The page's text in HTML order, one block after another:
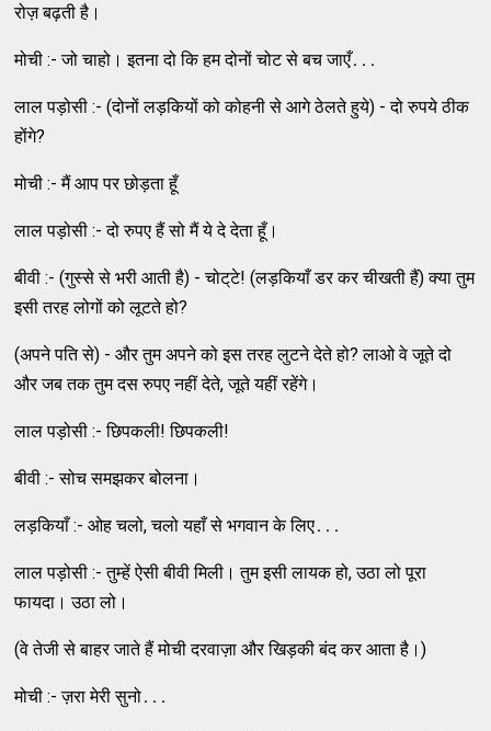
रोज़ बढ़ती है।
मोची :- जो चाहो। इतना दो कि हम दोनों चोट से बच जाएँ․․․
लाल पड़ोसी :- (दोनों लड़कियों को कोहनी से आगे ठेलते हुये) - दो रुपये ठीक
होंगे?
मोची :- मैं आप पर छोड़ता हूँ
लाल पड़ोसी :- दो रुपए हैं सो मैं ये दे देता हूँ।
बीवी :- (गुस्‍से से भरी आती है) - चोट्‌टे! (लड़कियाँ डर कर चीखती हैं) क्‍या तुम
इसी तरह लोगों को लूटते हो?
(अपने पति से) - और तुम अपने को इस तरह लुटने देते हो? लाओ वे जूते दो
और जब तक तुम दस रुपए नहीं देते, जूते यहीं रहेंगे।
लाल पड़ोसी :- छिपकली! छिपकली!
बीवी :- सोच समझकर बोलना।
लड़कियाँ :- ओह चलो, चलो यहाँ से भगवान के लिए․․․
लाल पड़ोसी :- तुम्‍हें ऐसी बीवी मिली। तुम इसी लायक हो, उठा लो पूरा
फायदा। उठा लो।
(वे तेजी से बाहर जाते हैं मोची दरवाज़ा और खिड़की बंद कर आता है।)
मोची :- ज़रा मेरी सुनो․․․